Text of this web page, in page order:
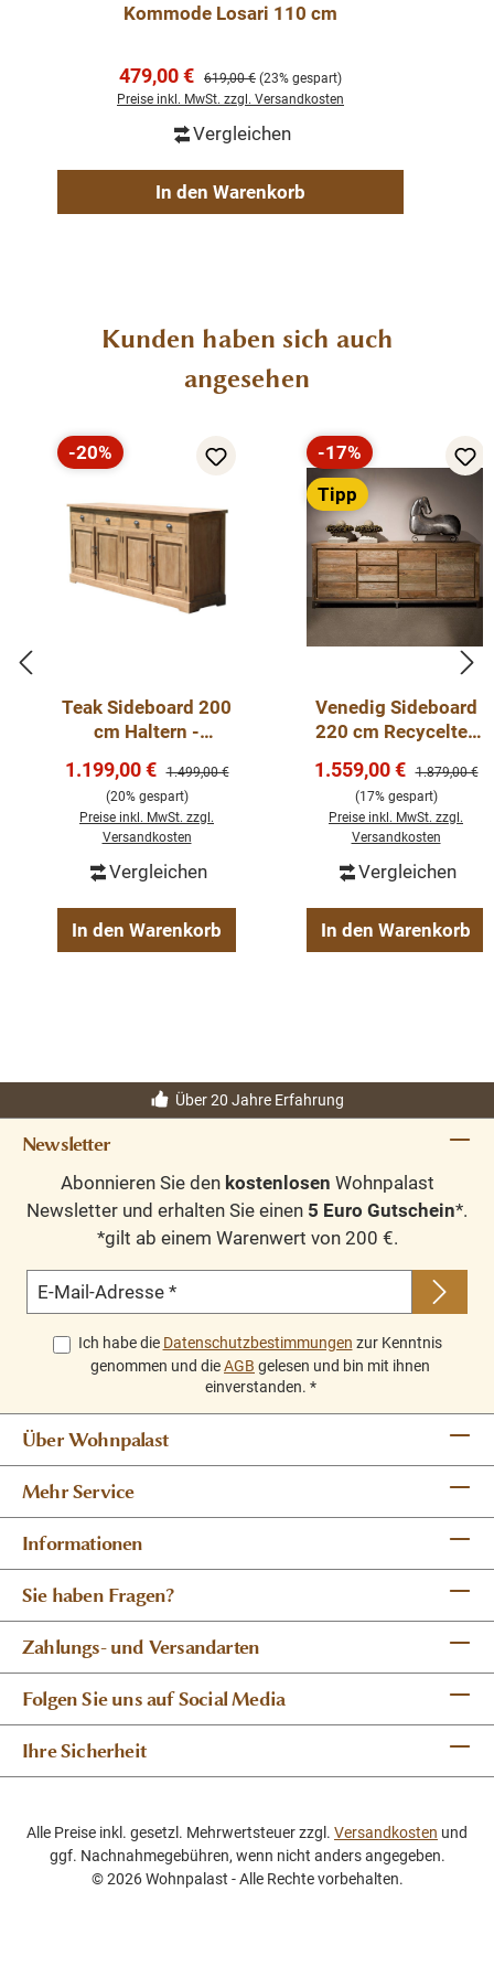
Kommode Losari 110 cm
Verkaufspreis:
479,00 € Regulärer Preis:
619,00 € (23% gespart)
Preise inkl. MwSt. zzgl. Versandkosten
Vergleichen
In den Warenkorb
Produktgalerie überspringen
Kunden haben sich auch
angesehen
Rabatt
-20%
Teak Sideboard 200
cm Haltern -
Massivholz
Verkaufspreis:
1.199,00 € Regulärer Preis:
1.499,00 €
(20% gespart)
Preise inkl. MwSt. zzgl.
Versandkosten
Vergleichen
In den Warenkorb
Rabatt
-17%
Tipp
Venedig Sideboard
220 cm Recyceltes
Verkaufspreis:
1.559,00 € Regulärer
1.879,00 €
(17% gespart)
Preise inkl. MwSt. zzgl.
Versandkosten
Vergleichen
In den Warenkorb
Über 20 Jahre Erfahrung
Newsletter
Abonnieren Sie den kostenlosen Wohnpalast
Newsletter und erhalten Sie einen 5 Euro Gutschein*.
*gilt ab einem Warenwert von 200 €.
E-Mail-Adresse *
Ich habe die Datenschutzbestimmungen zur Kenntnis
genommen und dieAGB gelesen und bin mit ihnen
einverstanden. *
Über Wohnpalast
Mehr Service
Informationen
Sie haben Fragen?
Zahlungs- und Versandarten
Folgen Sie uns auf Social Media
Ihre Sicherheit
Alle Preise inkl. gesetzl. Mehrwertsteuer zzgl. Versandkosten und
ggf. Nachnahmegebühren, wenn nicht anders angegeben.
© 2026 Wohnpalast - Alle Rechte vorbehalten.